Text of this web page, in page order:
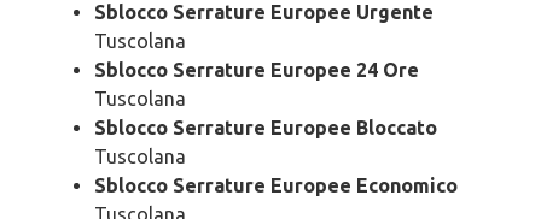
Sblocco Serrature Europee Urgente
Tuscolana
Sblocco Serrature Europee 24 Ore
Tuscolana
Sblocco Serrature Europee Bloccato
Tuscolana
Sblocco Serrature Europee Economico
Tuscolana